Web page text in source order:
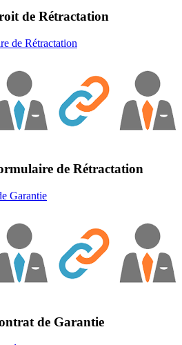
de Rétractation
de Rétractation
de Rétractation
Garantie
de Garantie